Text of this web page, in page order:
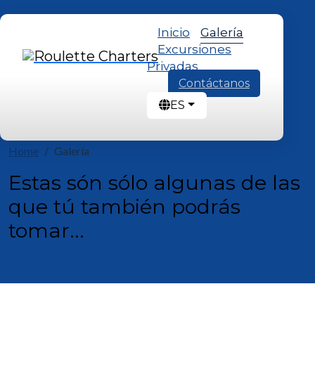
Inicio
Galería
Excursiones
Privadas
Contáctanos
ES
Home Galería
Estas són sólo algunas de las
que tú también podrás
tomar...